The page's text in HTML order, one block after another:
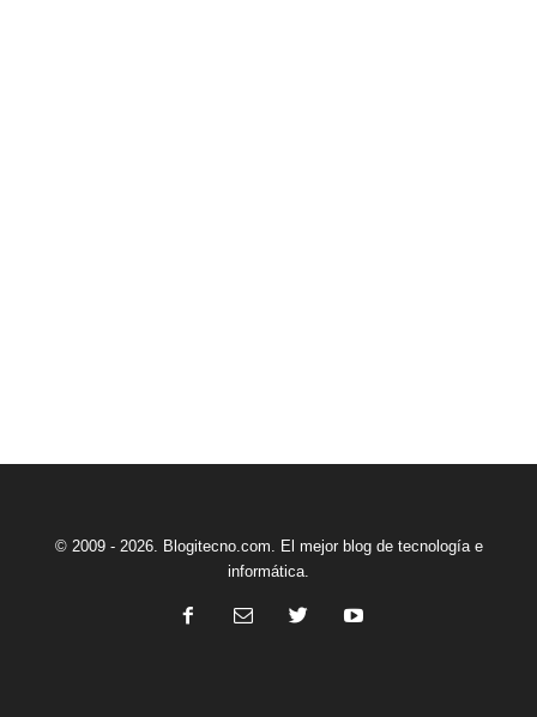
© 2009 - 2026. Blogitecno.com. El mejor blog de tecnología e
informática.